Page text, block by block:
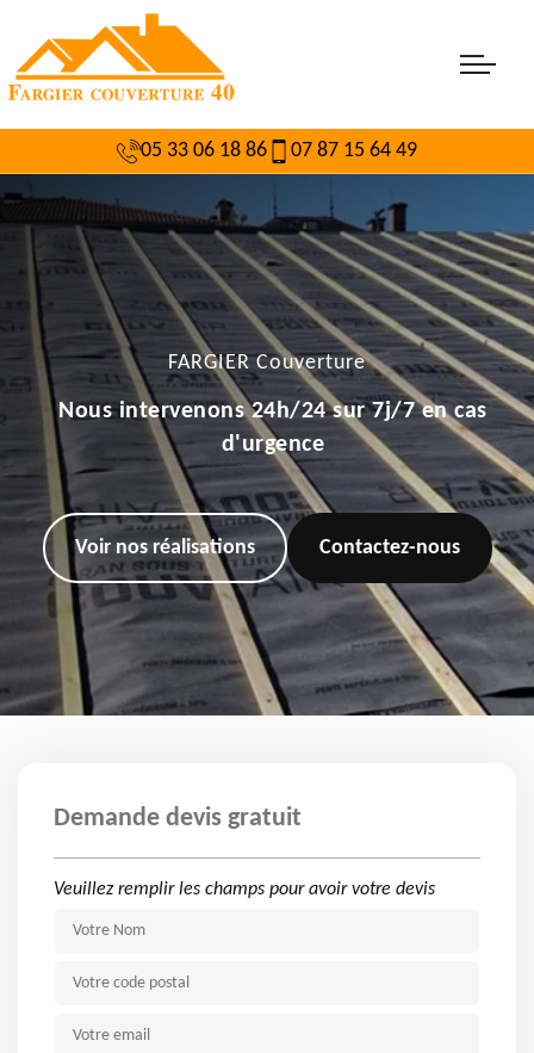
05 33 06 18 86 07 87 15 64 49
FARGIER Couverture
Nous intervenons 24h/24 sur 7j/7 en cas
d'urgence
Voir nos réalisations Contactez-nous
Demande devis gratuit
Veuillez remplir les champs pour avoir votre devis